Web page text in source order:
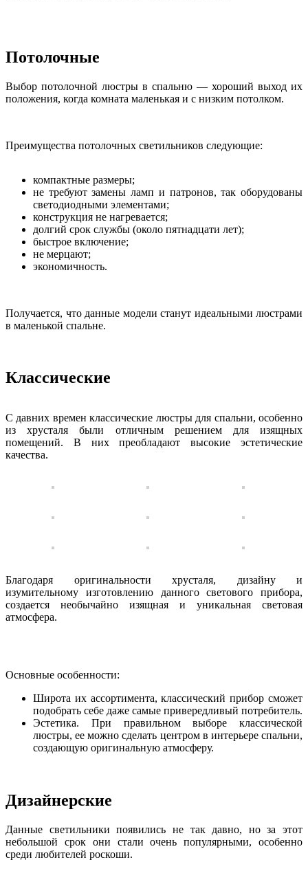
Потолочные
Выбор потолочной люстры в спальню — хороший выход их
положения, когда комната маленькая и с низким потолком.
Преимущества потолочных светильников следующие:
компактные размеры;
не требуют замены ламп и патронов, так оборудованы
светодиодными элементами;
конструкция не нагревается;
долгий срок службы (около пятнадцати лет);
быстрое включение;
не мерцают;
экономичность.
Получается, что данные модели станут идеальными люстрами
в маленькой спальне.
Классические
С давних времен классические люстры для спальни, особенно
из хрусталя были отличным решением для изящных
помещений. В них преобладают высокие эстетические
качества.
Благодаря оригинальности хрусталя, дизайну и
изумительному изготовлению данного светового прибора,
создается необычайно изящная и уникальная световая
атмосфера.
Основные особенности:
Широта их ассортимента, классический прибор сможет
подобрать себе даже самые привередливый потребитель.
Эстетика. При правильном выборе классической
люстры, ее можно сделать центром в интерьере спальни,
создающую оригинальную атмосферу.
Дизайнерские
Данные светильники появились не так давно, но за этот
небольшой срок они стали очень популярными, особенно
среди любителей роскоши.